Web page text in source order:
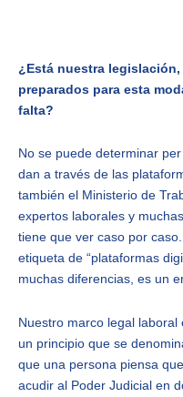
¿Está nuestra
preparados para esta
falta?
No se puede determinar
dan a través de las
también el Ministerio de
expertos laborales y
tiene que ver caso por
etiqueta de “plataformas
muchas diferencias, es un
Nuestro marco legal
un principio que se
que una persona piensa
acudir al Poder Judicial en